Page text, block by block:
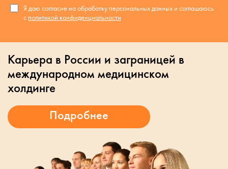
Я даю согласие на обработку персональных данных и соглашаюсь
с политикой конфиденциальности
Карьера в России и заграницей в
международном медицинском
холдинге